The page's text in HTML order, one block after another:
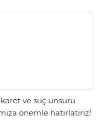
ve suç unsuru
önemle hatırlatırız!